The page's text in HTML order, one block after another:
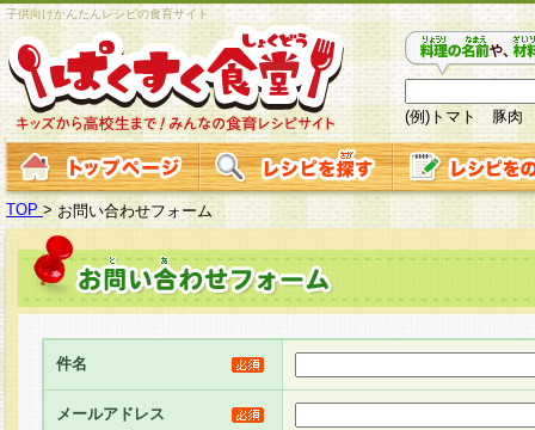
子供向けかんたんレシピの食育サイト
(例)トマト 豚肉
TOP > お問い合わせフォーム
件名
メールアドレス